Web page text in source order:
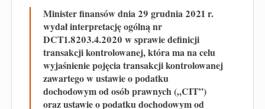
Minister finansów dnia 29 grudnia 2021 r.
wydał interpretację ogólną nr
DCT1.8203.4.2020 w sprawie definicji
transakcji kontrolowanej, która ma na celu
wyjaśnienie pojęcia transakcji kontrolowanej
zawartego w ustawie o podatku
dochodowym od osób prawnych („CIT”)
oraz ustawie o podatku dochodowym od